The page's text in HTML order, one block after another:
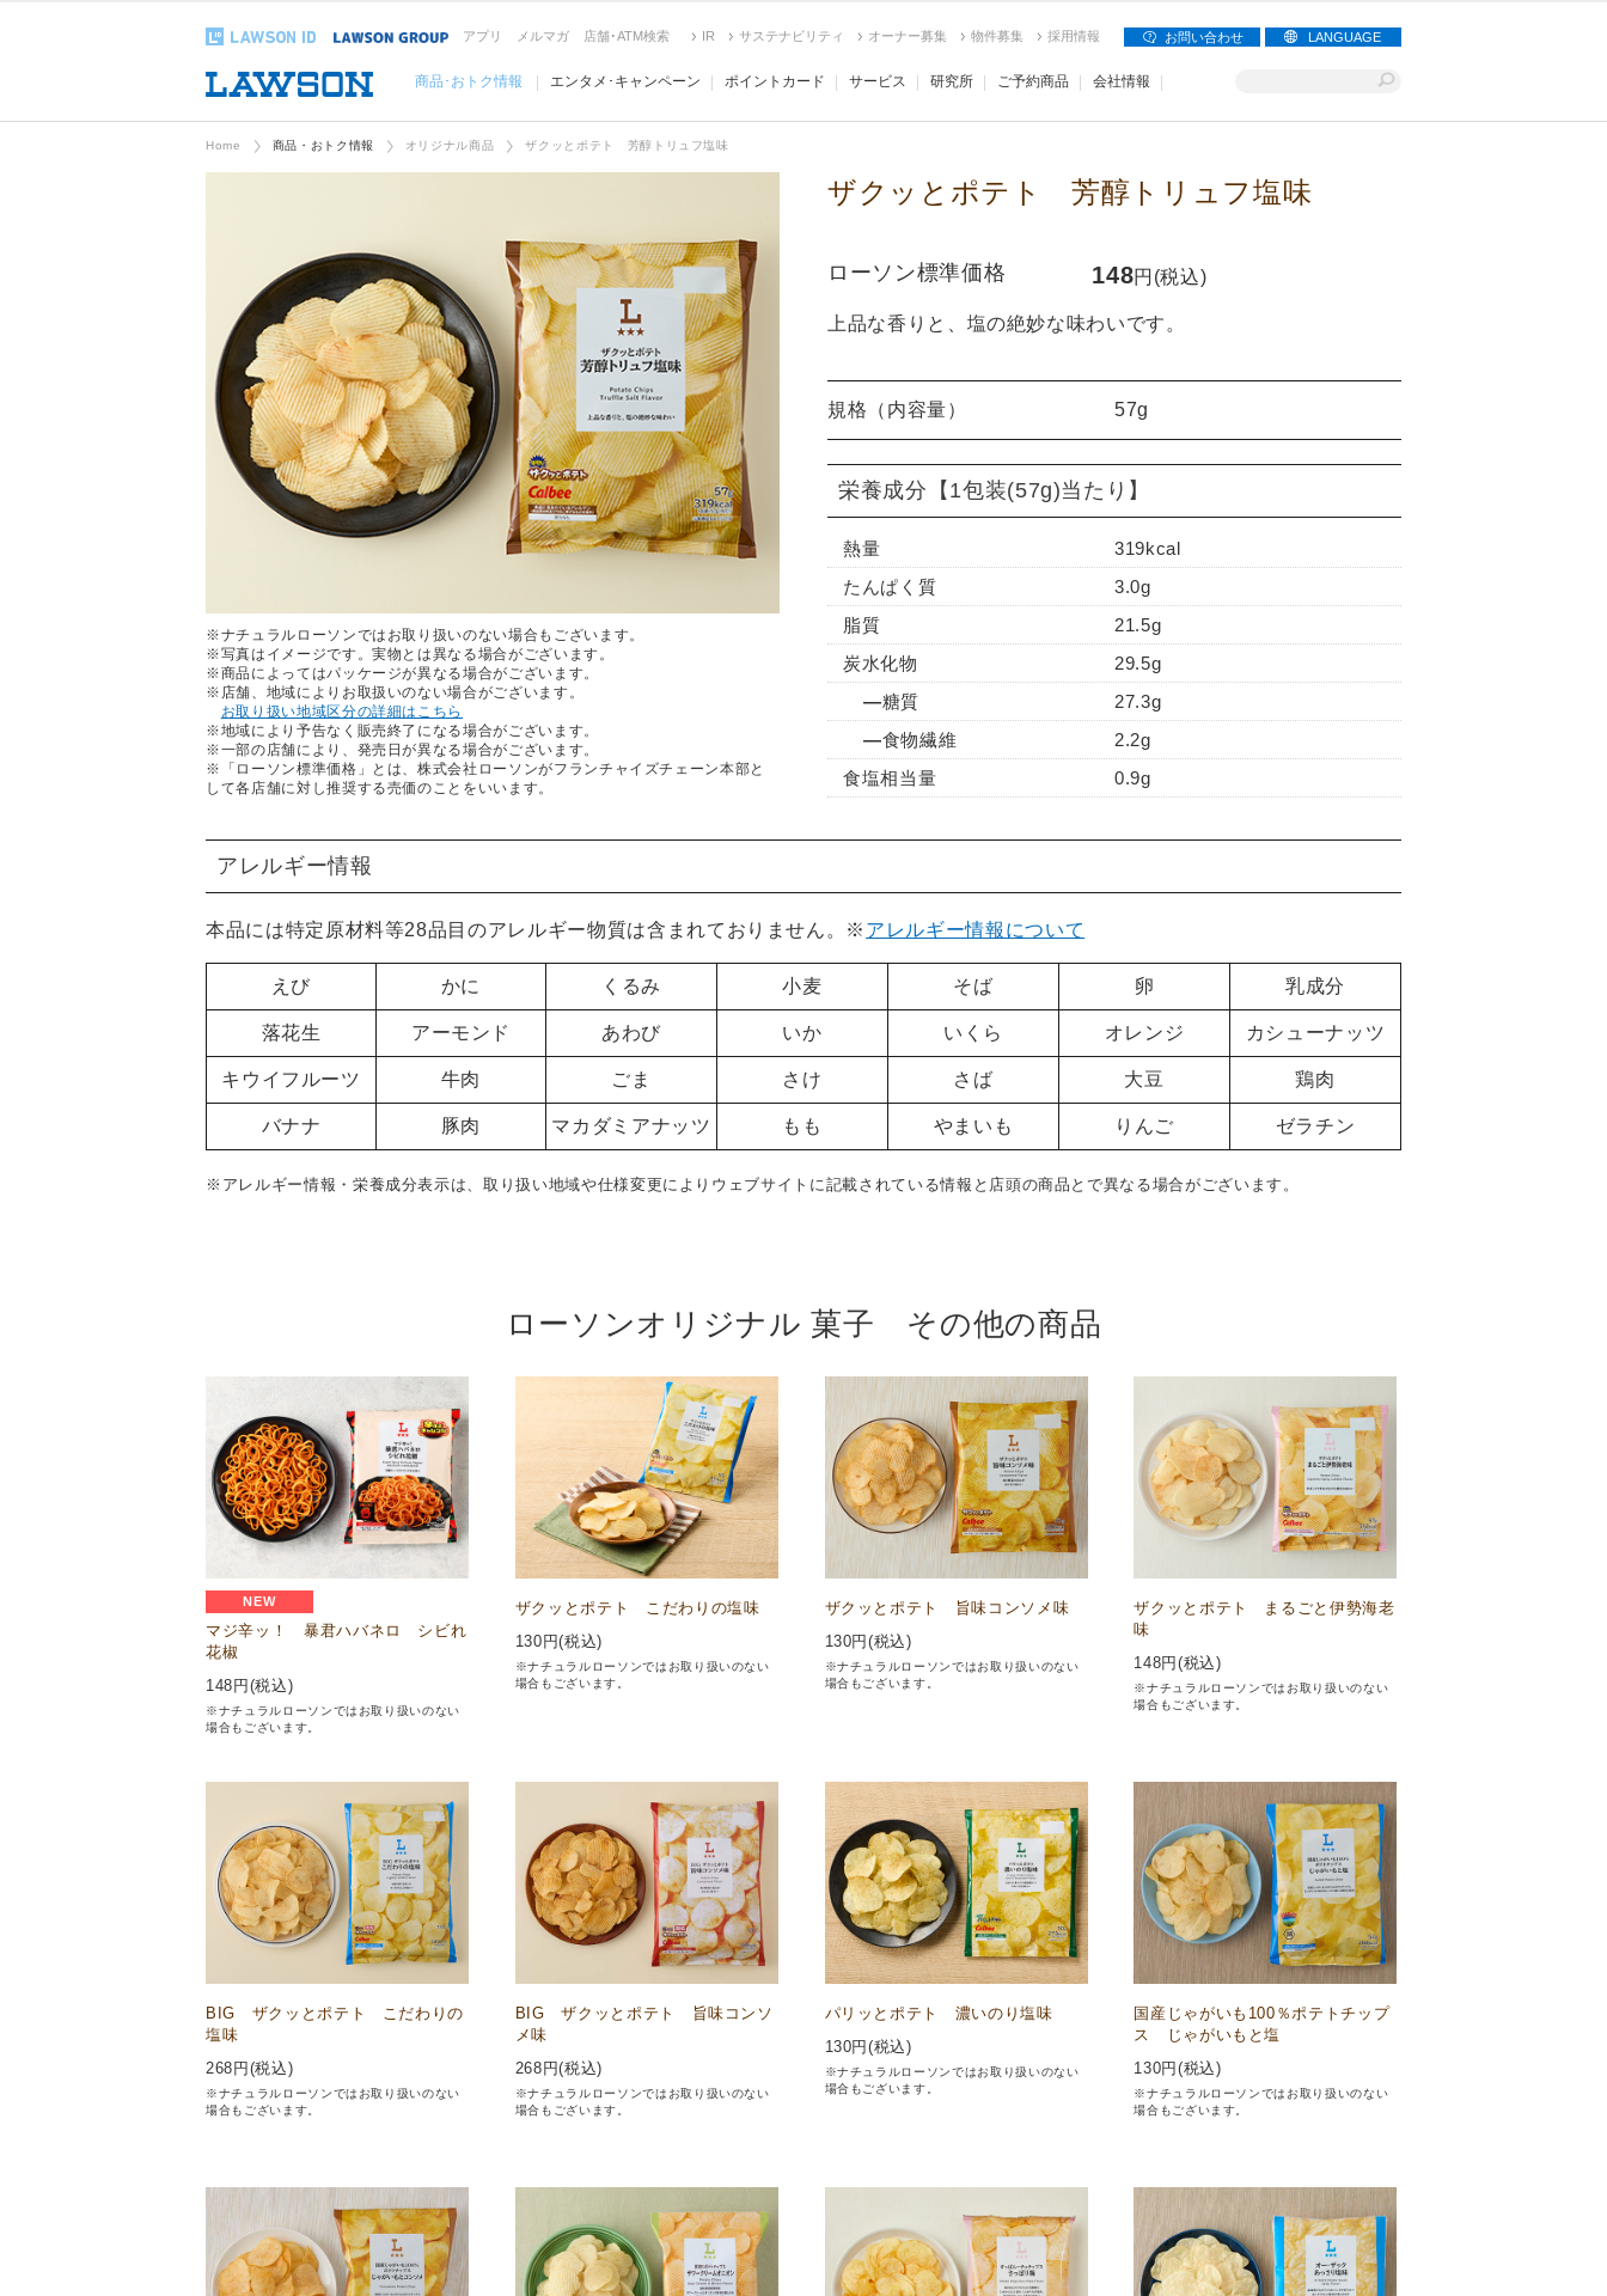
アプリ メルマガ 店舗･ATM検索 IR サステナビリティ オーナー募集 物件募集 採用情報 お問い合わせ LANGUAGE
商品･おトク情報 エンタメ･キャンペーン ポイントカード サービス 研究所 ご予約商品 会社情報
Home 商品・おトク情報 オリジナル商品 ザクッとポテト 芳醇トリュフ塩味
※ナチュラルローソンではお取り扱いのない場合もございます。
※写真はイメージです。実物とは異なる場合がございます。
※商品によってはパッケージが異なる場合がございます。
※店舗、地域によりお取扱いのない場合がございます。
お取り扱い地域区分の詳細はこちら
※地域により予告なく販売終了になる場合がございます。
※一部の店舗により、発売日が異なる場合がございます。
※「ローソン標準価格」とは、株式会社ローソンがフランチャイズチェーン本部と
して各店舗に対し推奨する売価のことをいいます。
ザクッとポテト 芳醇トリュフ塩味
ローソン標準価格 148円(税込)
上品な香りと、塩の絶妙な味わいです。
規格（内容量） 57g
栄養成分 【1包装(57g)当たり】
熱量
319kcal
たんぱく質
3.0g
脂質
21.5g
炭水化物
29.5g
糖質
27.3g
食物繊維
2.2g
食塩相当量
0.9g
アレルギー情報
本品には特定原材料等28品目のアレルギー物質は含まれておりません。※ アレルギー情報について
えび かに くるみ 小麦 そば 卵 乳成分
落花生 アーモンド あわび いか いくら オレンジ カシューナッツ
キウイフルーツ 牛肉 ごま さけ さば 大豆 鶏肉
バナナ 豚肉 マカダミアナッツ もも やまいも りんご ゼラチン
※アレルギー情報・栄養成分表示は、取り扱い地域や仕様変更によりウェブサイトに記載されている情報と店頭の商品とで異なる場合がございます。
ローソンオリジナル 菓子 その他の商品
NEW
マジ辛ッ！ 暴君ハバネロ シビれ
花椒
148 円(税込)
※ナチュラルローソンではお取り扱いのない
場合もございます。
ザクッとポテト こだわりの塩味
130 円(税込)
※ナチュラルローソンではお取り扱いのない
場合もございます。
ザクッとポテト 旨味コンソメ味
130円(税込)
※ナチュラルローソンではお取り扱いのない
場合もございます。
ザクッとポテト まるごと伊勢海老
味
148円(税込)
※ナチュラルローソンではお取り扱いのない
場合もございます。
BIG ザクッとポテト こだわりの
塩味
268 円(税込)
※ナチュラルローソンではお取り扱いのない
場合もございます。
BIG ザクッとポテト 旨味コンソ
メ味
268 円(税込)
※ナチュラルローソンではお取り扱いのない
場合もございます。
パリッとポテト 濃いのり塩味
130円(税込)
※ナチュラルローソンではお取り扱いのない
場合もございます。
国産じゃがいも100％ポテトチップ
ス じゃがいもと塩
130円(税込)
※ナチュラルローソンではお取り扱いのない
場合もございます。